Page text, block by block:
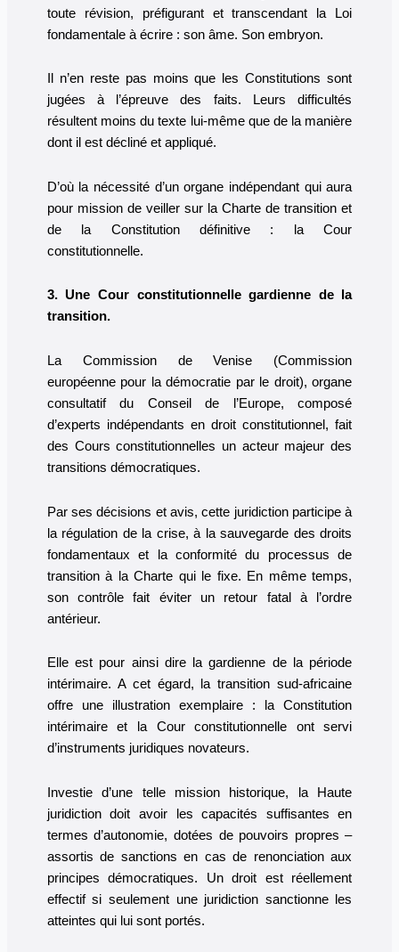
toute révision, préfigurant et transcendant la Loi
fondamentale à écrire : son âme. Son embryon.
Il n’en reste pas moins que les Constitutions sont
jugées à l’épreuve des faits. Leurs difficultés
résultent moins du texte lui-même que de la manière
dont il est décliné et appliqué.
D’où la nécessité d’un organe indépendant qui aura
pour mission de veiller sur la Charte de transition et
de la Constitution définitive : la Cour
constitutionnelle.
3. Une Cour constitutionnelle gardienne de la
transition.
La Commission de Venise (Commission
européenne pour la démocratie par le droit), organe
consultatif du Conseil de l’Europe, composé
d’experts indépendants en droit constitutionnel, fait
des Cours constitutionnelles un acteur majeur des
transitions démocratiques.
Par ses décisions et avis, cette juridiction participe à
la régulation de la crise, à la sauvegarde des droits
fondamentaux et la conformité du processus de
transition à la Charte qui le fixe. En même temps,
son contrôle fait éviter un retour fatal à l’ordre
antérieur.
Elle est pour ainsi dire la gardienne de la période
intérimaire. A cet égard, la transition sud-africaine
offre une illustration exemplaire : la Constitution
intérimaire et la Cour constitutionnelle ont servi
d’instruments juridiques novateurs.
Investie d’une telle mission historique, la Haute
juridiction doit avoir les capacités suffisantes en
termes d’autonomie, dotées de pouvoirs propres –
assortis de sanctions en cas de renonciation aux
principes démocratiques. Un droit est réellement
effectif si seulement une juridiction sanctionne les
atteintes qui lui sont portés.